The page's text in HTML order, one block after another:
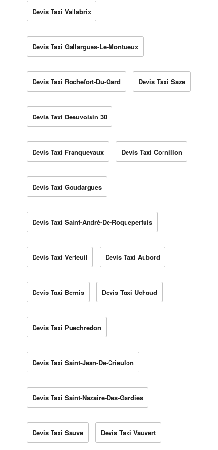
Devis Taxi Vallabrix
Devis Taxi Gallargues-Le-Montueux
Devis Taxi Rochefort-Du-Gard Devis Taxi Saze
Devis Taxi Beauvoisin 30
Devis Taxi Franquevaux Devis Taxi Cornillon
Devis Taxi Goudargues
Devis Taxi Saint-André-De-Roquepertuis
Devis Taxi Verfeuil Devis Taxi Aubord
Devis Taxi Bernis Devis Taxi Uchaud
Devis Taxi Puechredon
Devis Taxi Saint-Jean-De-Crieulon
Devis Taxi Saint-Nazaire-Des-Gardies
Devis Taxi Sauve Devis Taxi Vauvert